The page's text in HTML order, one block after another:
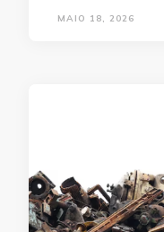
MAIO 18, 2026